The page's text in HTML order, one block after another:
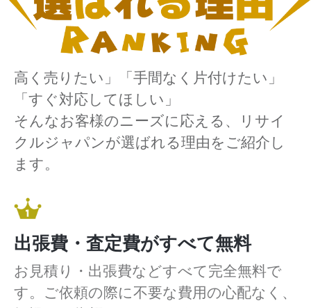
高く売りたい」「手間なく片付けたい」
「すぐ対応してほしい」
そんなお客様のニーズに応える、リサイ
クルジャパンが選ばれる理由をご紹介し
ます。
出張費・査定費がすべて無料
お見積り・出張費などすべて完全無料で
す。ご依頼の際に不要な費用の心配なく、